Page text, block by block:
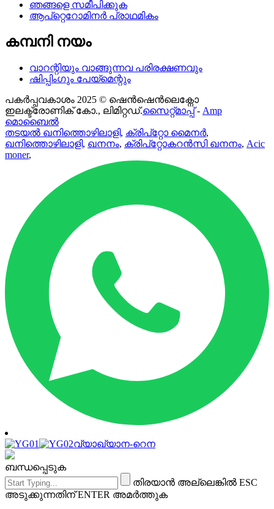
ഞങ്ങളെ സമീപിക്കുക
ആപ്റ്റെറോമിനർ പ്രാഥമികം
കമ്പനി നയം
വാറന്റിയും വാങ്ങുന്നവ പരിരക്ഷണവും
ഷിപ്പിംഗും പേയ്മെന്റും
പകർപ്പവകാശം 2025 © ഷെൻഷെൻലെക്നോ
ഇലക്ട്രോണിക് കോ., ലിമിറ്റഡ്.സൈറ്റ്മാപ്പ്- Amp
മൊബൈൽ
തടയൽ ഖനിത്തൊഴിലാളി, ക്രിപ്റ്റോ മൈനർ,
ഖനിത്തൊഴിലാളി, ഖനനം, ക്രിപ്റ്റോകറൻസി ഖനനം, Acic
moner,
വ്യാഖ്യാന-റെന
ബന്ധപ്പെടുക
തിരയാൻ അല്ലെങ്കിൽ ESC
അടുക്കുന്നതിന് ENTER അമർത്തുക